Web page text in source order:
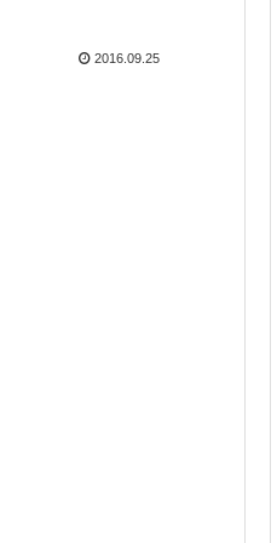
2016.09.25